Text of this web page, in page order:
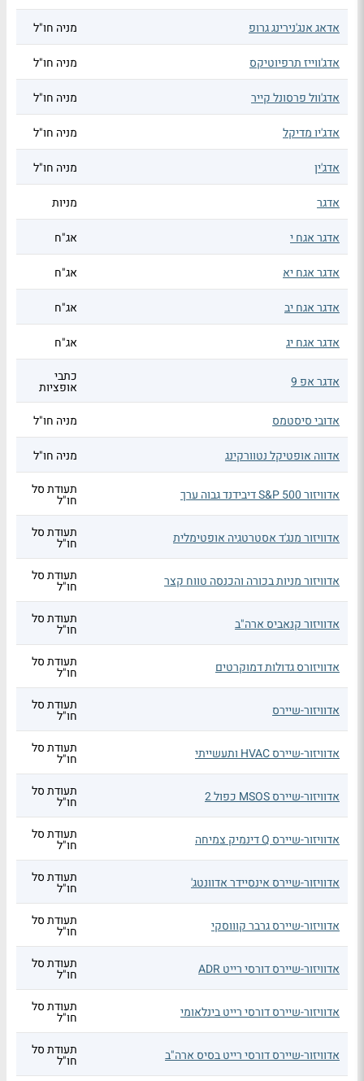
אדאג אנג'נירינג גרופ מניה חו"ל
אדג'ווייז תרפיוטיקס מניה חו"ל
אדג'וול פרסונל קייר מניה חו"ל
אדג'יו מדיקל מניה חו"ל
אדג'ין מניה חו"ל
אדגר מניות
אדגר אגח י אג"ח
אדגר אגח יא אג"ח
אדגר אגח יב אג"ח
אדגר אגח יג אג"ח
אדגר אפ 9 כתבי
אופציות
אדובי סיסטמס
מניה חו"ל
אדווה אופטיקל נטוורקינג מניה חו"ל
אדוויזור S&P 500 דיבידנד גבוה ערך תעודת סל
חו"ל
אדוויזור מנג'ד אסטרטגיה אופטימלית תעודת סל
חו"ל
אדוויזור מניות בכורה והכנסה טווח קצר תעודת סל
חו"ל
אדוויזור קנאביס ארה"ב תעודת סל
חו"ל
אדוויזורס גדולות דמוקרטים תעודת סל
חו"ל
אדוויזור-שיירס תעודת סל
חו"ל
אדוויזור-שיירס HVAC ותעשייתי תעודת סל
חו"ל
אדוויזור-שיירס MSOS כפול 2 תעודת סל
חו"ל
אדוויזור-שיירס Q דינמיק צמיחה תעודת סל
חו"ל
אדוויזור-שיירס אינסיידר אדוונטג' תעודת סל
חו"ל
אדוויזור-שיירס גרבר קוווסקי תעודת סל
חו"ל
אדוויזור-שיירס דורסי רייט ADR תעודת סל
חו"ל
אדוויזור-שיירס דורסי רייט בינלאומי תעודת סל
חו"ל
אדוויזור-שיירס דורסי רייט בסיס ארה"ב תעודת סל
חו"ל